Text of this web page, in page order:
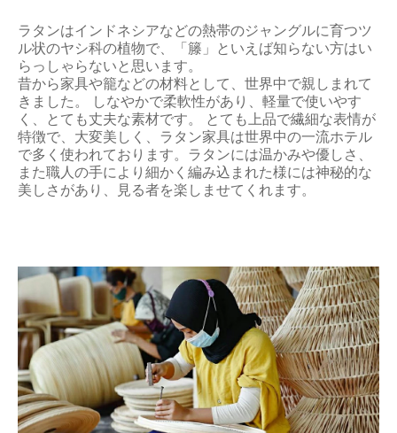
ラタンはインドネシアなどの熱帯のジャングルに育つツ
ル状のヤシ科の植物で、「籐」といえば知らない方はい
らっしゃらないと思います。
昔から家具や籠などの材料として、世界中で親しまれて
きました。 しなやかで柔軟性があり、軽量で使いやす
く、とても丈夫な素材です。 とても上品で繊細な表情が
特徴で、大変美しく、ラタン家具は世界中の一流ホテル
で多く使われております。ラタンには温かみや優しさ、
また職人の手により細かく編み込まれた様には神秘的な
美しさがあり、見る者を楽しませてくれます。